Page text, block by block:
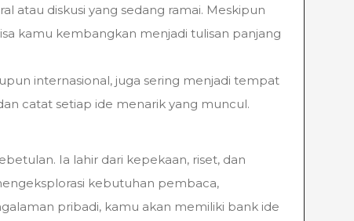
atau diskusi yang sedang ramai. Meskipun
kamu kembangkan menjadi tulisan panjang
internasional, juga sering menjadi tempat
catat setiap ide menarik yang muncul.
Ia lahir dari kepekaan, riset, dan
kebutuhan pembaca,
pribadi, kamu akan memiliki bank ide